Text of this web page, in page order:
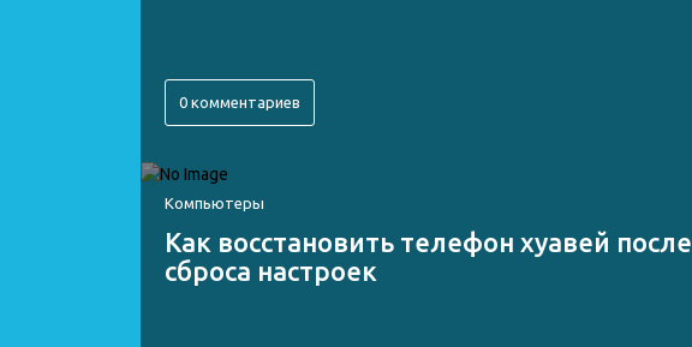
0 комментариев
Компьютеры
Как восстановить телефон хуавей после
сброса настроек